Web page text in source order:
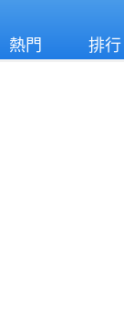
熱門 排行